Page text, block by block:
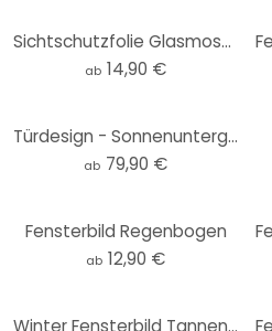
Sichtschutzfolie Glasmosaik - quadratisch
ab 14,90 €
Türdesign - Sonnenuntergang im Mosaik
ab 79,90 €
Fensterbild Regenbogen
ab 12,90 €
Winter Fensterbild Tannenkranz mit Zapfen und Baumwollblüten | Fensterdeko Weihnachten